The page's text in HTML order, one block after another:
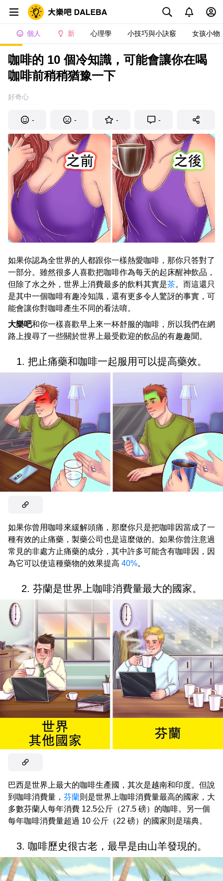
個人 新 心理學 小技巧與小訣竅 女孩小物
咖啡的 10 個冷知識，可能會讓你在喝
咖啡前稍稍猶豫一下
好奇心
- - - -
如果你認為全世界的人都跟你一樣熱愛咖啡，那你只答對了
一部分。雖然很多人喜歡把咖啡作為每天的起床醒神飲品，
但除了水之外，世界上消費最多的飲料其實是茶。而這還只
是其中一個咖啡有趣冷知識，還有更多令人驚訝的事實，可
能會讓你對咖啡產生不同的看法唷。
大樂吧和你一樣喜歡早上來一杯舒服的咖啡，所以我們在網
路上搜尋了一些關於世界上最受歡迎的飲品的有趣趣聞。
1. 把止痛藥和咖啡一起服用可以提高藥效。
如果你曾用咖啡來緩解頭痛，那麼你只是把咖啡因當成了一
種有效的止痛藥，製藥公司也是這麼做的。如果你曾注意過
常見的非處方止痛藥的成分，其中許多可能含有咖啡因，因
為它可以使這種藥物的效果提高 40%。
2. 芬蘭是世界上咖啡消費量最大的國家。
巴西是世界上最大的咖啡生產國，其次是越南和印度。但說
到咖啡消費量， 芬蘭則是世界上咖啡消費量最高的國家，大
多數芬蘭人每年消費 12.5公斤（27.5 磅）的咖啡。另一個
每年咖啡消費量超過 10 公斤（22 磅）的國家則是瑞典。
3. 咖啡歷史很古老，最早是由山羊發現的。